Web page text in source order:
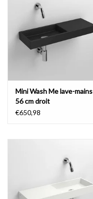
Mini Wash Me lave-mains
56 cm droit
€650,98